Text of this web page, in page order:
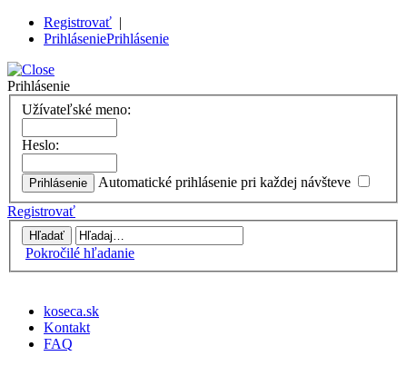
Registrovať |
PrihláseniePrihlásenie
Prihlásenie
Užívateľské meno:
Heslo:
Automatické prihlásenie pri každej návšteve
Registrovať
Pokročilé hľadanie
koseca.sk
Kontakt
FAQ